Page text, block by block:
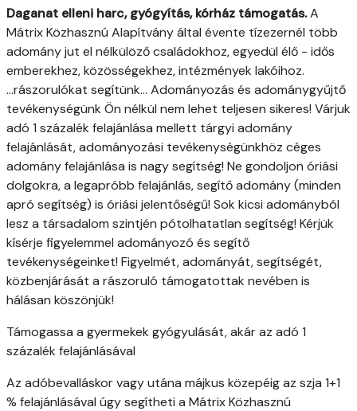
Daganat elleni harc, gyógyítás, kórház támogatás.A
Mátrix Közhasznú Alapítvány által évente tízezernél több
adomány jut el nélkülöző családokhoz, egyedül élő - idős
emberekhez, közösségekhez, intézmények lakóihoz.
...rászorulókat segítünk... Adományozás és adománygyűjtő
tevékenységünk Ön nélkül nem lehet teljesen sikeres! Várjuk
adó 1 százalék felajánlása mellett tárgyi adomány
felajánlását, adományozási tevékenységünkhöz céges
adomány felajánlása is nagy segítség! Ne gondoljon óriási
dolgokra, a legapróbb felajánlás, segítő adomány (minden
apró segítség) is óriási jelentőségű! Sok kicsi adományból
lesz a társadalom szintjén pótolhatatlan segítség! Kérjük
kísérje figyelemmel adományozó és segítő
tevékenységeinket! Figyelmét, adományát, segítségét,
közbenjárását a rászoruló támogatottak nevében is
hálásan köszönjük!
Támogassa a gyermekek gyógyulását, akár az adó 1
százalék felajánlásával
Az adóbevalláskor vagy utána májkus közepéig az szja 1+1
% felajánlásával úgy segítheti a Mátrix Közhasznú